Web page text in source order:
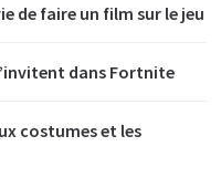
de faire un film sur le jeu
dans Fortnite
costumes et les